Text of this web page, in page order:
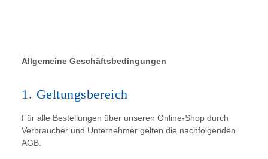
Allgemeine Geschäftsbedingungen
1. Geltungsbereich
Für alle Bestellungen über unseren Online-Shop durch
Verbraucher und Unternehmer gelten die nachfolgenden
AGB.